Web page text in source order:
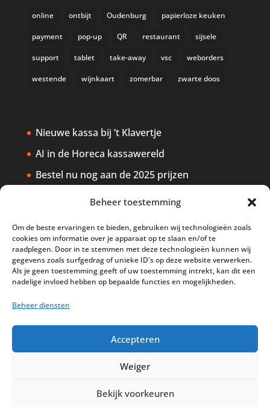
Beheer toestemming
Om de beste ervaringen te bieden, gebruiken wij technologieën zoals
cookies om informatie over je apparaat op te slaan en/of te
raadplegen. Door in te stemmen met deze technologieën kunnen wij
gegevens zoals surfgedrag of unieke ID's op deze website verwerken.
Als je geen toestemming geeft of uw toestemming intrekt, kan dit een
nadelige invloed hebben op bepaalde functies en mogelijkheden.
Beheer diensten
Accepteren
Weiger
Bekijk voorkeuren
online ontbijt Oudenburg papierloze keuken
payment pop-up QR restaurant sijsele
support tablet take-away vsc weborders
westende wijnkaart zomerbar zwarte doos
Nieuwe kassa bij ’t Klavertje
AI in de Horeca kassawereld
Bestel nu nog aan de 2025 prijzen
Safran Palace start met nieuw
BTW aanpassingen HoReCa vanaf 1
maart 2026
Disclaimer Privacy
Sitemap
Support
Peterschap
Cookiebeleid